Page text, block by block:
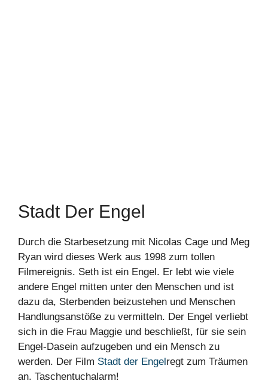
Stadt Der Engel
Durch die Starbesetzung mit Nicolas Cage und Meg
Ryan wird dieses Werk aus 1998 zum tollen
Filmereignis. Seth ist ein Engel. Er lebt wie viele
andere Engel mitten unter den Menschen und ist
dazu da, Sterbenden beizustehen und Menschen
Handlungsanstöße zu vermitteln. Der Engel verliebt
sich in die Frau Maggie und beschließt, für sie sein
Engel-Dasein aufzugeben und ein Mensch zu
werden. Der Film Stadt der Engelregt zum Träumen
an. Taschentuchalarm!